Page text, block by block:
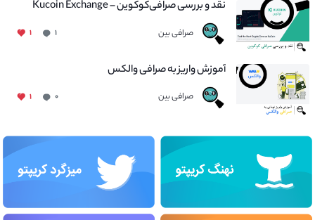
نقد و بررسی صرافی‌کوکوین – Kucoin Exchange
صرافی بین ۱ ۱
آموزش واریز به صرافی والکس
صرافی بین ۰ ۱